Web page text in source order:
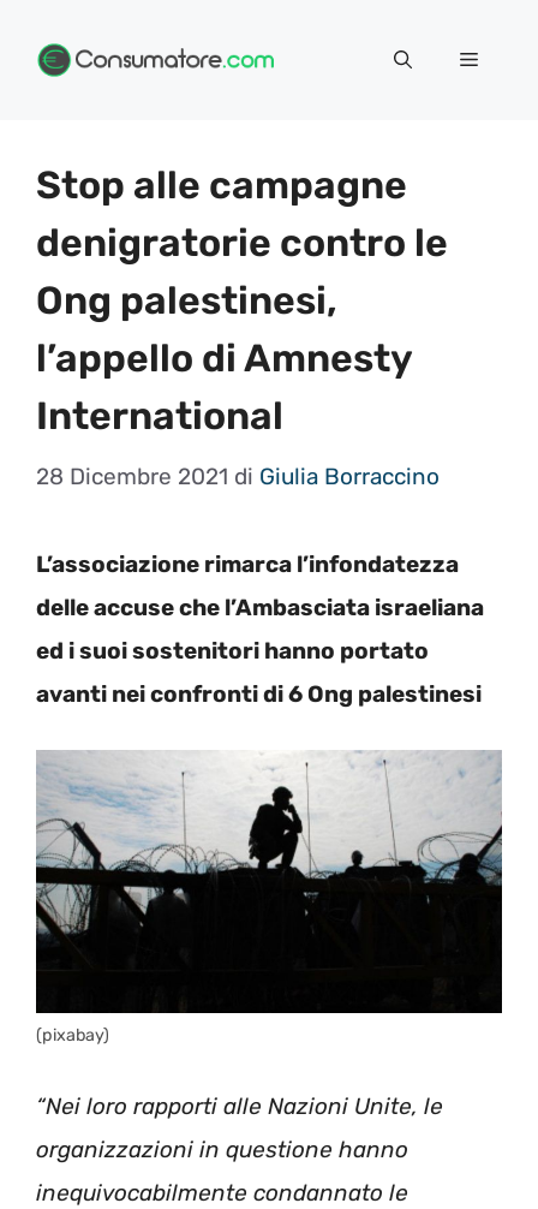
Menu
Stop alle campagne
denigratorie contro le
Ong palestinesi,
l’appello di Amnesty
International
28 Dicembre 2021 di Giulia Borraccino
L’associazione rimarca l’infondatezza
delle accuse che l’Ambasciata israeliana
ed i suoi sostenitori hanno portato
avanti nei confronti di 6 Ong palestinesi
(pixabay)
“Nei loro rapporti alle Nazioni Unite, le
organizzazioni in questione hanno
inequivocabilmente condannato le